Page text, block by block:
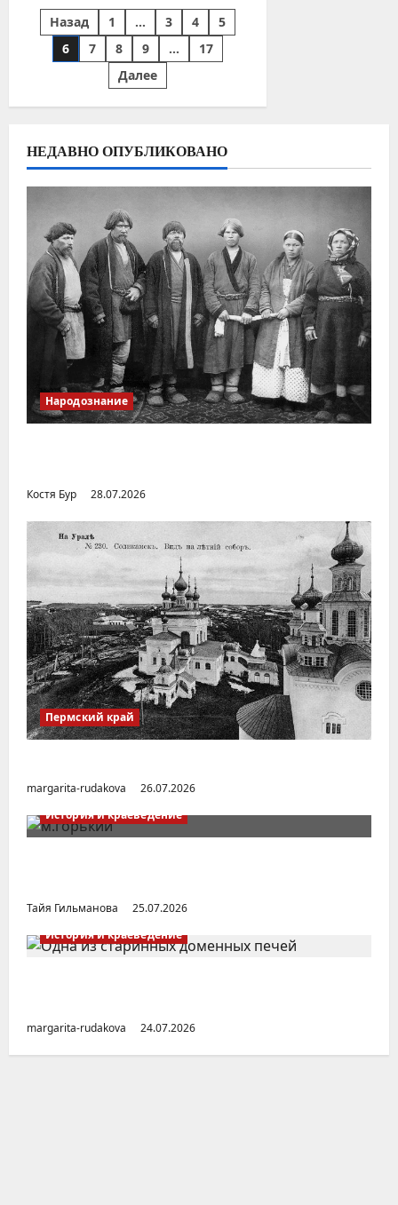
для
оправдания
массовой
миграции
в
Россию
из
Азии
Пагинация
записей
Назад 1 … 3 4
5
6
7 8 9 …
17
Далее
НЕДАВНО ОПУБЛИКОВАНО
Народознание
Костя Бур 28.07.2026
Пермский край
margarita-rudakova
26.07.2026
История и краеведение
Тайя Гильманова
25.07.2026
История и краеведение
margarita-rudakova 24.07.2026